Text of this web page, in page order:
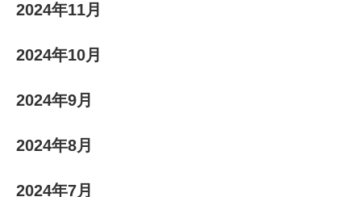
2024年11月
2024年10月
2024年9月
2024年8月
2024年7月